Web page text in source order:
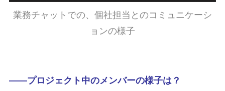
業務チャットでの、個社担当とのコミュニケーシ
ョンの様子
――プロジェクト中のメンバーの様子は？